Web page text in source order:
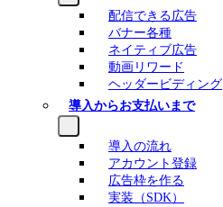
配信できる広告
バナー各種
ネイティブ広告
動画リワード
ヘッダービディング
導入からお支払いまで
導入の流れ
アカウント登録
広告枠を作る
実装（SDK）